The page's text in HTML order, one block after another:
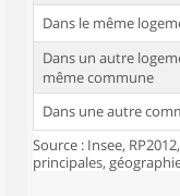
Dans le même
Dans un autre
même commune
Dans une autre
Source : Insee,
principales,